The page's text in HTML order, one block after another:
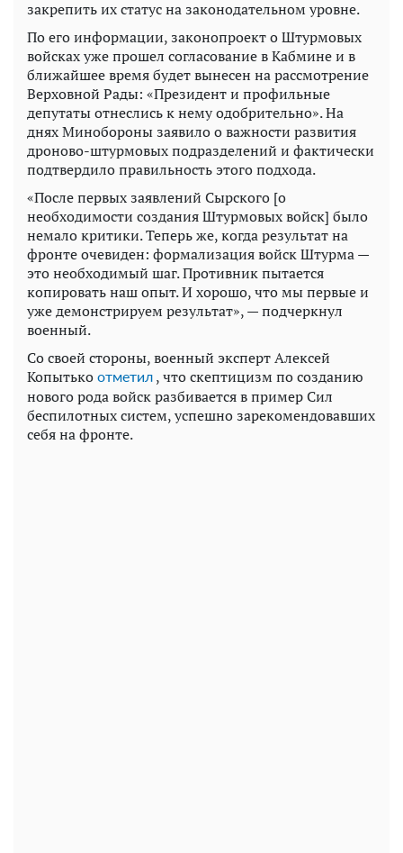
закрепить их статус на законодательном уровне.
По его информации, законопроект о Штурмовых
войсках уже прошел согласование в Кабмине и в
ближайшее время будет вынесен на рассмотрение
Верховной Рады: «Президент и профильные
депутаты отнеслись к нему одобрительно». На
днях Минобороны заявило о важности развития
дроново-штурмовых подразделений и фактически
подтвердило правильность этого подхода.
«После первых заявлений Сырского [о
необходимости создания Штурмовых войск] было
немало критики. Теперь же, когда результат на
фронте очевиден: формализация войск Штурма —
это необходимый шаг. Противник пытается
копировать наш опыт. И хорошо, что мы первые и
уже демонстрируем результат», — подчеркнул
военный.
Со своей стороны, военный эксперт Алексей
Копытько отметил , что скептицизм по созданию
нового рода войск разбивается в пример Сил
беспилотных систем, успешно зарекомендовавших
себя на фронте.